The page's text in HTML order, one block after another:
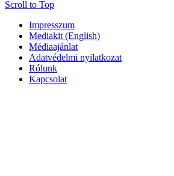
Scroll to Top
Impresszum
Mediakit (English)
Médiaajánlat
Adatvédelmi nyilatkozat
Rólunk
Kapcsolat